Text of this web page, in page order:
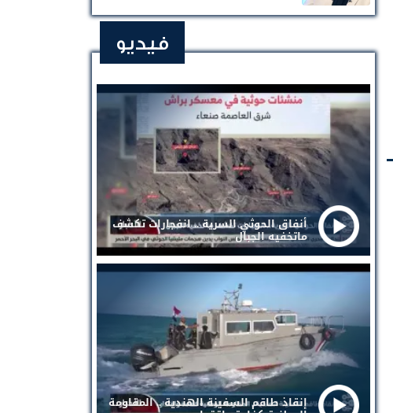
فيديو
أنفاق الحوثي السرية .. انفجارات تكشف
ماتخفيه الجبال
إنقاذ طاقم السفينة الهندية .. المقاومة